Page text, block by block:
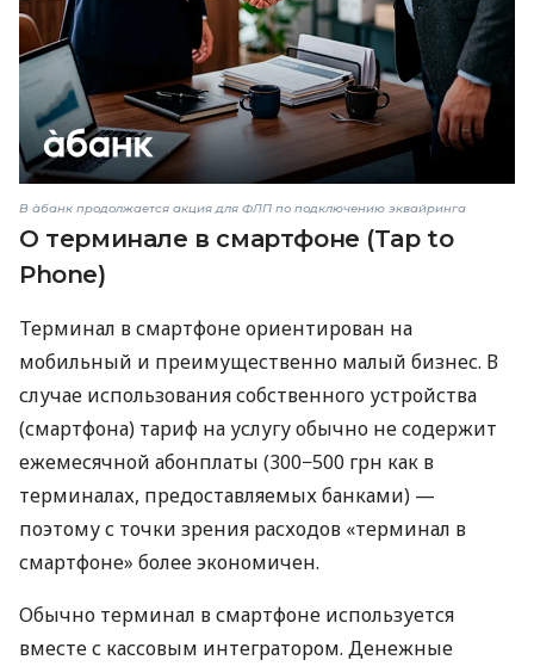
В àбанк продолжается акция для ФЛП по подключению эквайринга
О терминале в смартфоне (Tap to
Phone)
Терминал в смартфоне ориентирован на
мобильный и преимущественно малый бизнес. В
случае использования собственного устройства
(смартфона) тариф на услугу обычно не содержит
ежемесячной абонплаты (300−500 грн как в
терминалах, предоставляемых банками) —
поэтому с точки зрения расходов «терминал в
смартфоне» более экономичен.
Обычно терминал в смартфоне используется
вместе с кассовым интегратором. Денежные